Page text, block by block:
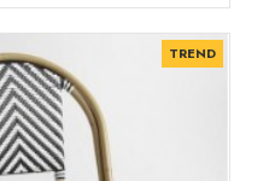
TREND